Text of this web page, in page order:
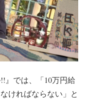
』では、「10万円給
ければならない」と